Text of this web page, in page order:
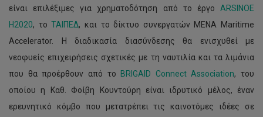
είναι επιλέξιμες για χρηματοδότηση από το έργο ARSINOE
H2020, τοΤΑΙΠΕΔ, και το δίκτυο συνεργατών MENA Maritime
Accelerator. Η διαδικασία διασύνδεσης θα ενισχυθεί με
νεοφυείς επιχειρήσεις σχετικές με τη ναυτιλία και τα λιμάνια
που θα προέρθουν από το
BRIGAID Connect Association, του
οποίου η Καθ. Φοίβη Κουντούρη είναι ιδρυτικό μέλος, έναν
ερευνητικό κόμβο που μετατρέπει τις καινοτόμες ιδέες σε